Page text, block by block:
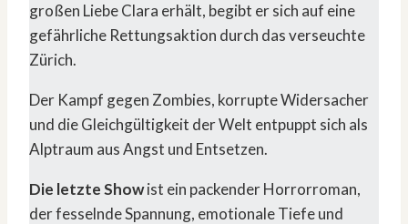
großen Liebe Clara erhält, begibt er sich auf eine
gefährliche Rettungsaktion durch das verseuchte
Zürich.
Der Kampf gegen Zombies, korrupte Widersacher
und die Gleichgültigkeit der Welt entpuppt sich als
Alptraum aus Angst und Entsetzen.
Die letzte Showist ein packender Horrorroman,
der fesselnde Spannung, emotionale Tiefe und